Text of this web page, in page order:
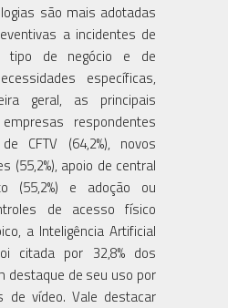
são mais adotadas
a incidentes de
tipo de negócio e de
específicas,
geral, as principais
respondentes
CFTV (64,2%), novos
(55,2%), apoio de central
(55,2%) e adoção ou
de acesso físico
a Inteligência Artificial
citada por 32,8% dos
destaque de seu uso por
de vídeo. Vale destacar